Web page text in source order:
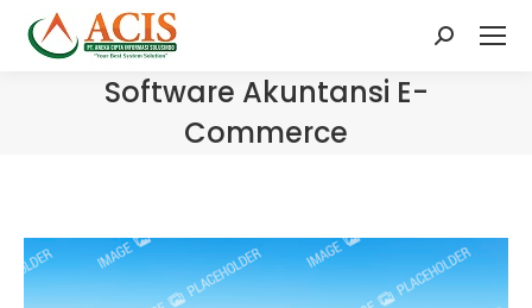
Search:
Software Akuntansi E-
Commerce